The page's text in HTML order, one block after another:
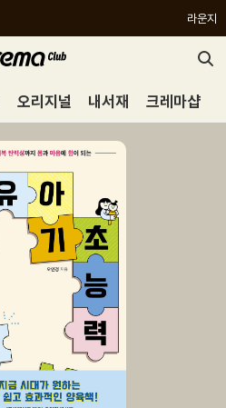
라운지
오리지널 내서재 크레마샵